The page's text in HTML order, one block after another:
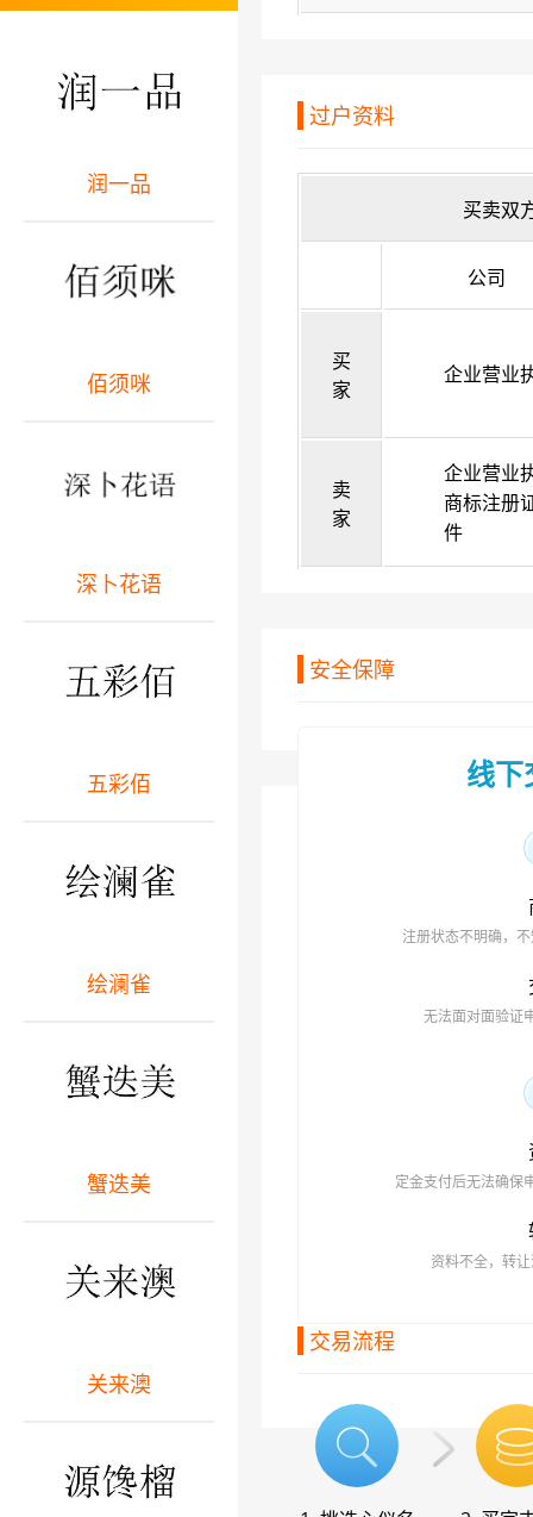
过户资料
买卖双
公司
买
家
企业营业
卖
家
企业营业
商标注册
件
安全保障
线下
注册状态不明确，
无法面对面验证
定金支付后无法确保
资料不全，转
交易流程
润一品
佰须咪
深卜花语
五彩佰
绘澜雀
蟹迭美
关来澳